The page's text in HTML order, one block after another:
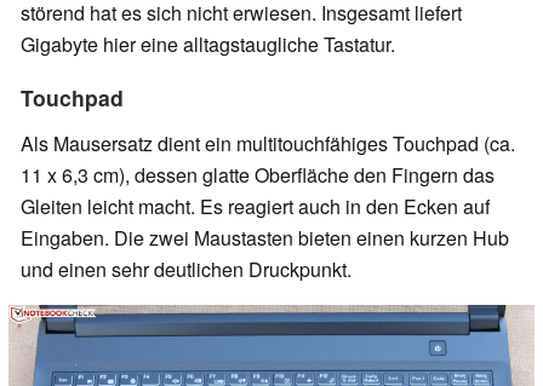
störend hat es sich nicht erwiesen. Insgesamt liefert
Gigabyte hier eine alltagstaugliche Tastatur.
Touchpad
Als Mausersatz dient ein multitouchfähiges Touchpad (ca.
11 x 6,3 cm), dessen glatte Oberfläche den Fingern das
Gleiten leicht macht. Es reagiert auch in den Ecken auf
Eingaben. Die zwei Maustasten bieten einen kurzen Hub
und einen sehr deutlichen Druckpunkt.